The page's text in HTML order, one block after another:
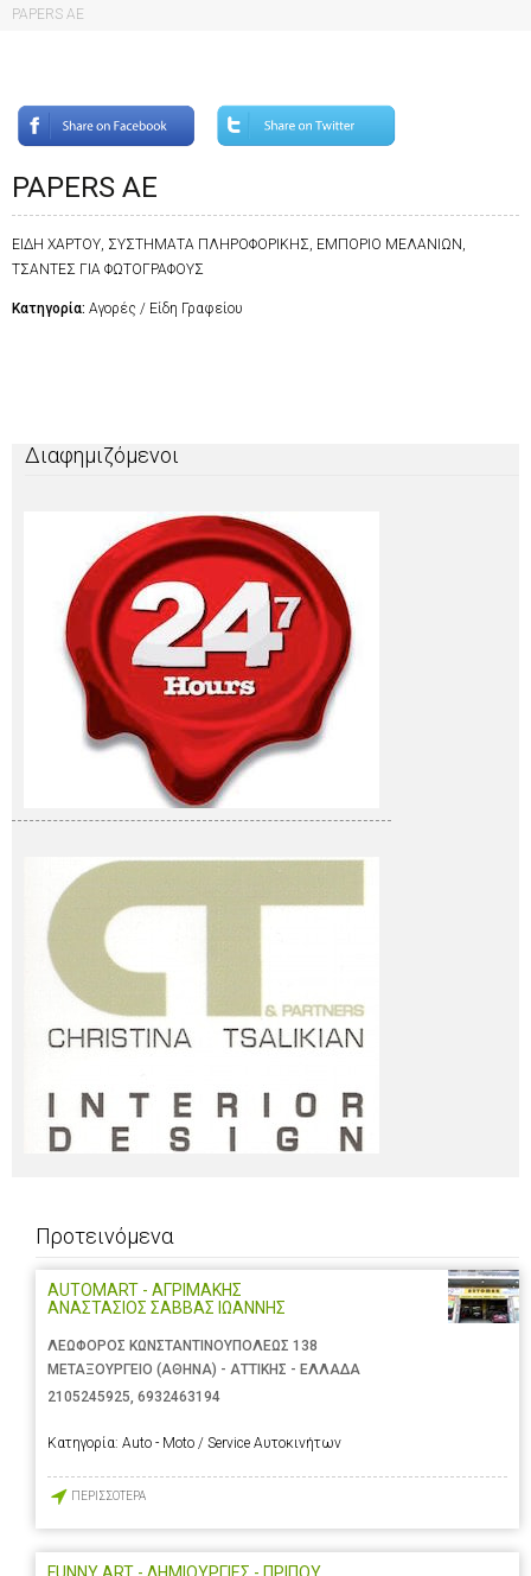
PAPERS ΑΕ
PAPERS ΑΕ
ΕΙΔΗ ΧΑΡΤΟΥ, ΣΥΣΤΗΜΑΤΑ ΠΛΗΡΟΦΟΡΙΚΗΣ, ΕΜΠΟΡΙΟ ΜΕΛΑΝΙΩΝ,
ΤΣΑΝΤΕΣ ΓΙΑ ΦΩΤΟΓΡΑΦΟΥΣ
Κατηγορία: Αγορές / Είδη Γραφείου
Διαφημιζόμενοι
Προτεινόμενα
AUTOMART - ΑΓΡΙΜΑΚΗΣ
ΑΝΑΣΤΑΣΙΟΣ ΣΑΒΒΑΣ ΙΩΑΝΝΗΣ
ΛΕΩΦΟΡΟΣ ΚΩΝΣΤΑΝΤΙΝΟΥΠΟΛΕΩΣ 138
ΜΕΤΑΞΟΥΡΓΕΙΟ (ΑΘΗΝΑ) - ΑΤΤΙΚΗΣ - ΕΛΛΑΔΑ
2105245925, 6932463194
Κατηγορία: Auto - Moto / Service Αυτοκινήτων
ΠΕΡΙΣΣΟΤΕΡΑ
FUNNY ART - ΔΗΜΙΟΥΡΓΙΕΣ - ΠΡΙΠΟΥ